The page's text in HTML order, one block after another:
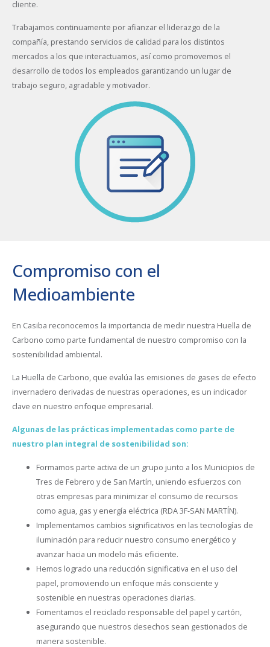
cliente.
Trabajamos continuamente por afianzar el liderazgo de la
compañía, prestando servicios de calidad para los distintos
mercados a los que interactuamos, así como promovemos el
desarrollo de todos los empleados garantizando un lugar de
trabajo seguro, agradable y motivador.
Compromiso con el
Medioambiente
En Casiba reconocemos la importancia de medir nuestra Huella de
Carbono como parte fundamental de nuestro compromiso con la
sostenibilidad ambiental.
La Huella de Carbono, que evalúa las emisiones de gases de efecto
invernadero derivadas de nuestras operaciones, es un indicador
clave en nuestro enfoque empresarial.
Algunas de las prácticas implementadas como parte de
nuestro plan integral de sostenibilidad son:
Formamos parte activa de un grupo junto a los Municipios de
Tres de Febrero y de San Martín, uniendo esfuerzos con
otras empresas para minimizar el consumo de recursos
como agua, gas y energía eléctrica (RDA 3F-SAN MARTÍN).
Implementamos cambios significativos en las tecnologías de
iluminación para reducir nuestro consumo energético y
avanzar hacia un modelo más eficiente.
Hemos logrado una reducción significativa en el uso del
papel, promoviendo un enfoque más consciente y
sostenible en nuestras operaciones diarias.
Fomentamos el reciclado responsable del papel y cartón,
asegurando que nuestros desechos sean gestionados de
manera sostenible.